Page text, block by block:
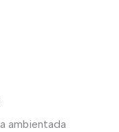
ambientada